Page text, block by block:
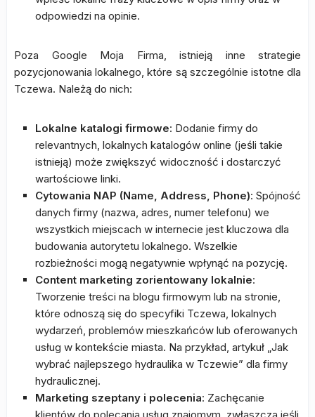
odpowiedzi na opinie.
Poza Google Moja Firma, istnieją inne strategie
pozycjonowania lokalnego, które są szczególnie istotne dla
Tczewa. Należą do nich:
Lokalne katalogi firmowe: Dodanie firmy do
relevantnych, lokalnych katalogów online (jeśli takie
istnieją) może zwiększyć widoczność i dostarczyć
wartościowe linki.
Cytowania NAP (Name, Address, Phone): Spójność
danych firmy (nazwa, adres, numer telefonu) we
wszystkich miejscach w internecie jest kluczowa dla
budowania autorytetu lokalnego. Wszelkie
rozbieżności mogą negatywnie wpłynąć na pozycję.
Content marketing zorientowany lokalnie:
Tworzenie treści na blogu firmowym lub na stronie,
które odnoszą się do specyfiki Tczewa, lokalnych
wydarzeń, problemów mieszkańców lub oferowanych
usług w kontekście miasta. Na przykład, artykuł „Jak
wybrać najlepszego hydraulika w Tczewie” dla firmy
hydraulicznej.
Marketing szeptany i polecenia: Zachęcanie